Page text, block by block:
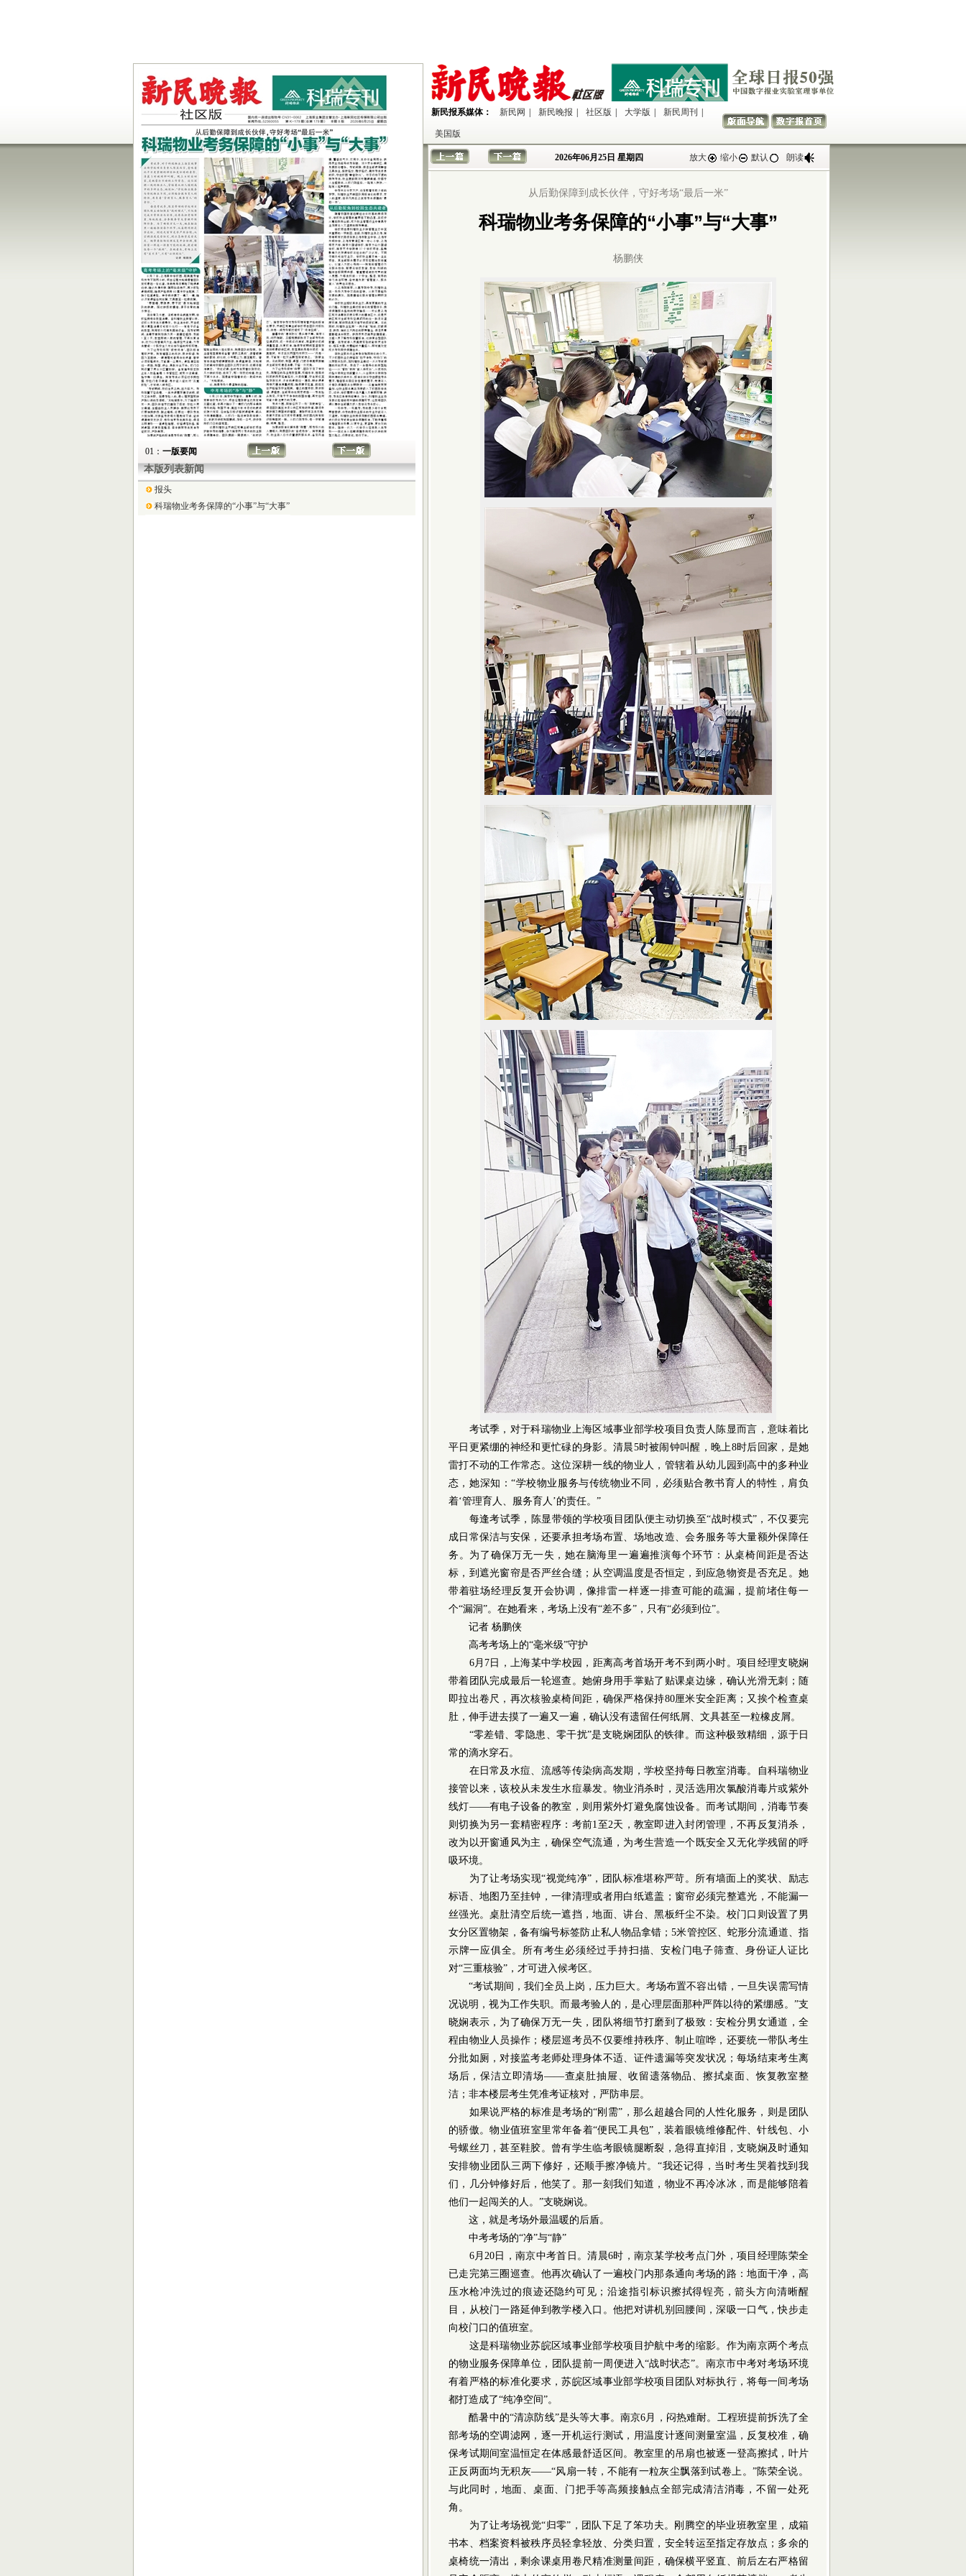
01： 一版要闻
本版列表新闻
报头
科瑞物业考务保障的“小事”与“大事”
新民报系媒体： 新民网 新民晚报 社区版 大学版 新民周刊
美国版
2026年06月25日 星期四 放大 缩小 默认 朗读
从后勤保障到成长伙伴，守好考场“最后一米”
科瑞物业考务保障的“小事”与“大事”
杨鹏侠
考试季，对于科瑞物业上海区域事业部学校项目负责人陈显而言，意味着比
平日更紧绷的神经和更忙碌的身影。清晨5时被闹钟叫醒，晚上8时后回家，是她
雷打不动的工作常态。这位深耕一线的物业人，管辖着从幼儿园到高中的多种业
态，她深知：“学校物业服务与传统物业不同，必须贴合教书育人的特性，肩负
着‘管理育人、服务育人’的责任。”
每逢考试季，陈显带领的学校项目团队便主动切换至“战时模式”，不仅要完
成日常保洁与安保，还要承担考场布置、场地改造、会务服务等大量额外保障任
务。为了确保万无一失，她在脑海里一遍遍推演每个环节：从桌椅间距是否达
标，到遮光窗帘是否严丝合缝；从空调温度是否恒定，到应急物资是否充足。她
带着驻场经理反复开会协调，像排雷一样逐一排查可能的疏漏，提前堵住每一
个“漏洞”。在她看来，考场上没有“差不多”，只有“必须到位”。
记者 杨鹏侠
高考考场上的“毫米级”守护
6月7日，上海某中学校园，距离高考首场开考不到两小时。项目经理支晓娴
带着团队完成最后一轮巡查。她俯身用手掌贴了贴课桌边缘，确认光滑无刺；随
即拉出卷尺，再次核验桌椅间距，确保严格保持80厘米安全距离；又挨个检查桌
肚，伸手进去摸了一遍又一遍，确认没有遗留任何纸屑、文具甚至一粒橡皮屑。
“零差错、零隐患、零干扰”是支晓娴团队的铁律。而这种极致精细，源于日
常的滴水穿石。
在日常及水痘、流感等传染病高发期，学校坚持每日教室消毒。自科瑞物业
接管以来，该校从未发生水痘暴发。物业消杀时，灵活选用次氯酸消毒片或紫外
线灯——有电子设备的教室，则用紫外灯避免腐蚀设备。而考试期间，消毒节奏
则切换为另一套精密程序：考前1至2天，教室即进入封闭管理，不再反复消杀，
改为以开窗通风为主，确保空气流通，为考生营造一个既安全又无化学残留的呼
吸环境。
为了让考场实现“视觉纯净”，团队标准堪称严苛。所有墙面上的奖状、励志
标语、地图乃至挂钟，一律清理或者用白纸遮盖；窗帘必须完整遮光，不能漏一
丝强光。桌肚清空后统一遮挡，地面、讲台、黑板纤尘不染。校门口则设置了男
女分区置物架，备有编号标签防止私人物品拿错；5米管控区、蛇形分流通道、指
示牌一应俱全。所有考生必须经过手持扫描、安检门电子筛查、身份证人证比
对“三重核验”，才可进入候考区。
“考试期间，我们全员上岗，压力巨大。考场布置不容出错，一旦失误需写情
况说明，视为工作失职。而最考验人的，是心理层面那种严阵以待的紧绷感。”支
晓娴表示，为了确保万无一失，团队将细节打磨到了极致：安检分男女通道，全
程由物业人员操作；楼层巡考员不仅要维持秩序、制止喧哗，还要统一带队考生
分批如厕，对接监考老师处理身体不适、证件遗漏等突发状况；每场结束考生离
场后，保洁立即清场——查桌肚抽屉、收留遗落物品、擦拭桌面、恢复教室整
洁；非本楼层考生凭准考证核对，严防串层。
如果说严格的标准是考场的“刚需”，那么超越合同的人性化服务，则是团队
的骄傲。物业值班室里常年备着“便民工具包”，装着眼镜维修配件、针线包、小
号螺丝刀，甚至鞋胶。曾有学生临考眼镜腿断裂，急得直掉泪，支晓娴及时通知
安排物业团队三两下修好，还顺手擦净镜片。“我还记得，当时考生哭着找到我
们，几分钟修好后，他笑了。那一刻我们知道，物业不再冷冰冰，而是能够陪着
他们一起闯关的人。”支晓娴说。
这，就是考场外最温暖的后盾。
中考考场的“净”与“静”
6月20日，南京中考首日。清晨6时，南京某学校考点门外，项目经理陈荣全
已走完第三圈巡查。他再次确认了一遍校门内那条通向考场的路：地面干净，高
压水枪冲洗过的痕迹还隐约可见；沿途指引标识擦拭得锃亮，箭头方向清晰醒
目，从校门一路延伸到教学楼入口。他把对讲机别回腰间，深吸一口气，快步走
向校门口的值班室。
这是科瑞物业苏皖区域事业部学校项目护航中考的缩影。作为南京两个考点
的物业服务保障单位，团队提前一周便进入“战时状态”。南京市中考对考场环境
有着严格的标准化要求，苏皖区域事业部学校项目团队对标执行，将每一间考场
都打造成了“纯净空间”。
酷暑中的“清凉防线”是头等大事。南京6月，闷热难耐。工程班提前拆洗了全
部考场的空调滤网，逐一开机运行测试，用温度计逐间测量室温，反复校准，确
保考试期间室温恒定在体感最舒适区间。教室里的吊扇也被逐一登高擦拭，叶片
正反两面均无积灰——“风扇一转，不能有一粒灰尘飘落到试卷上。”陈荣全说。
与此同时，地面、桌面、门把手等高频接触点全部完成清洁消毒，不留一处死
角。
为了让考场视觉“归零”，团队下足了笨功夫。刚腾空的毕业班教室里，成箱
书本、档案资料被秩序员轻拿轻放、分类归置，安全转运至指定存放点；多余的
桌椅统一清出，剩余课桌用卷尺精准测量间距，确保横平竖直、前后左右严格留